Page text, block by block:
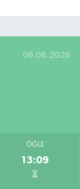
06.08.2026
ÖĞLE
13:09